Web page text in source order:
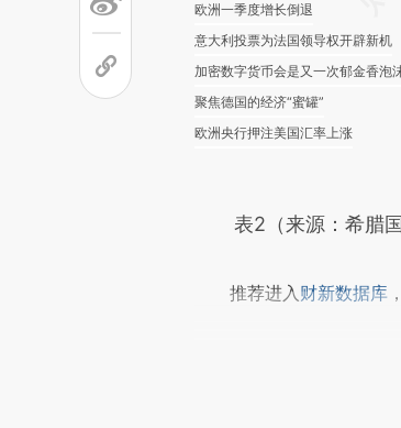
欧洲一季度增长倒退
意大利投票为法国领导权开辟新机
加密数字货币会是又一次郁金香泡
聚焦德国的经济“蜜罐”
欧洲央行押注美国汇率上涨
表2（来源：希腊国
推荐进入 财新数据库